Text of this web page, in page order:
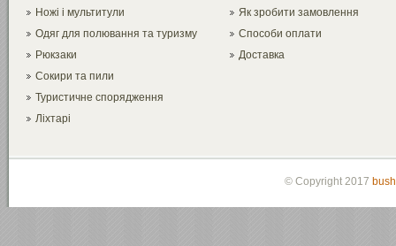
Ножі і мультитули
Одяг для полювання та туризму
Рюкзаки
Сокири та пили
Туристичне спорядження
Ліхтарі
Як зробити замовлення
Способи оплати
Доставка
© Copyright 2017